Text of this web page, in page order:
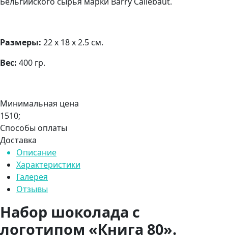
Размеры: 22 х 18 х 2.5 см.
Вес: 400 гр.
Минимальная цена
1510;
Способы оплаты
Доставка
Описание
Характеристики
Галерея
Отзывы
Набор шоколада с
логотипом «Книга 80».